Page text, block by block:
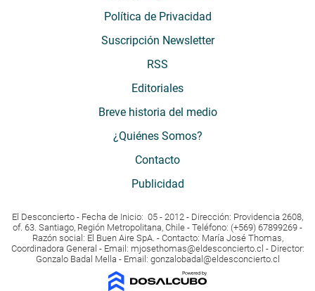
Política de Privacidad
Suscripción Newsletter
RSS
Editoriales
Breve historia del medio
¿Quiénes Somos?
Contacto
Publicidad
El Desconcierto - Fecha de Inicio: 05 - 2012 - Dirección: Providencia 2608,
of. 63. Santiago, Región Metropolitana, Chile - Teléfono: (+569) 67899269 -
Razón social: El Buen Aire SpA. - Contacto: María José Thomas,
Coordinadora General - Email: mjosethomas@eldesconcierto.cl - Director:
Gonzalo Badal Mella - Email: gonzalobadal@eldesconcierto.cl